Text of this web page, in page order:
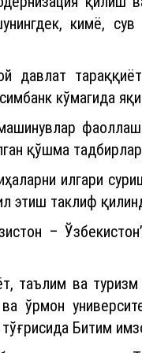
кимё,
давлат
кўмагида
қўшма
илгари
этиш таклиф
–
таълим ва
ўрмон
Битим